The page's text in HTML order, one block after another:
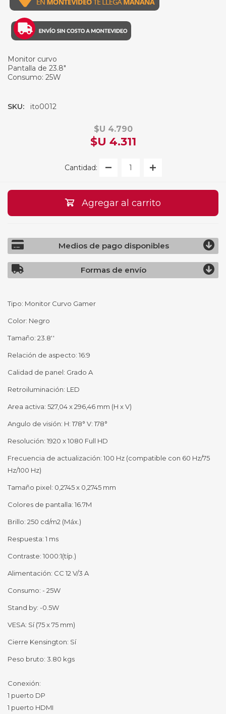
Monitor curvo
Pantalla de 23.8"
Consumo: 25W
SKU: ito0012
$U 4.790
$U 4.311
Cantidad:
Agregar al carrito
Medios de pago disponibles
Formas de envío
Tipo: Monitor Curvo Gamer
Color: Negro
Tamaño: 23.8''
Relación de aspecto: 16:9
Calidad de panel: Grado A
Retroiluminación: LED
Area activa: 527,04 x 296,46 mm (H x V)
Angulo de visión: H: 178° V: 178°
Resolución: 1920 x 1080 Full HD
Frecuencia de actualización: 100 Hz (compatible con 60 Hz/75
Hz/100 Hz)
Tamaño pixel: 0,2745 x 0,2745 mm
Colores de pantalla: 16.7M
Brillo: 250 cd/m2 (Máx.)
Respuesta: 1 ms
Contraste: 1000:1(típ.)
Alimentación: CC 12 V/3 A
Consumo: - 25W
Stand by: -0.5W
VESA: Sí (75 x 75 mm)
Cierre Kensington: Sí
Peso bruto: 3.80 kgs
Conexión:
1 puerto DP
1 puerto HDMI